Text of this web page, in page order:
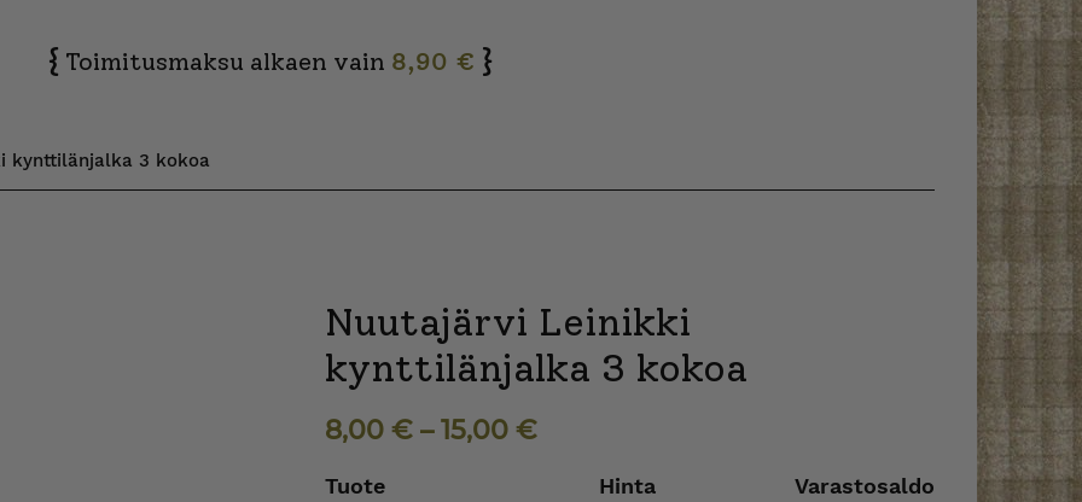
{ Toimitusmaksu alkaen vain 8,90 € }
kynttilänjalka 3 kokoa
Nuutajärvi Leinikki
kynttilänjalka 3 kokoa
8,00 €–15,00 €
Tuote Hinta Varastosaldo